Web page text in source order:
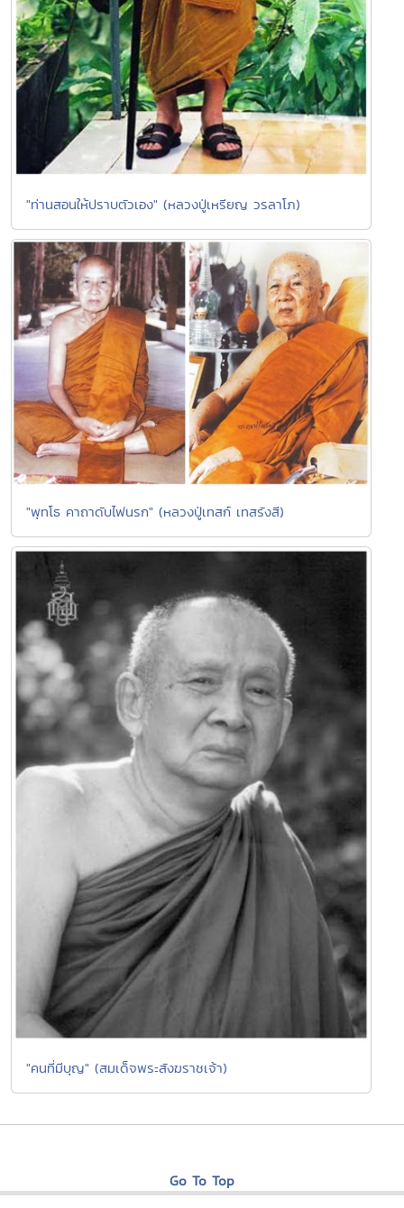
"ท่านสอนให้ปราบตัวเอง" (หลวงปู่เหรียญ วรลาโภ)
"พุทโธ คาถาดับไฟนรก" (หลวงปู่เทสก์ เทสรังสี)
"คนที่มีบุญ" (สมเด็จพระสังฆราชเจ้า)
Go To Top